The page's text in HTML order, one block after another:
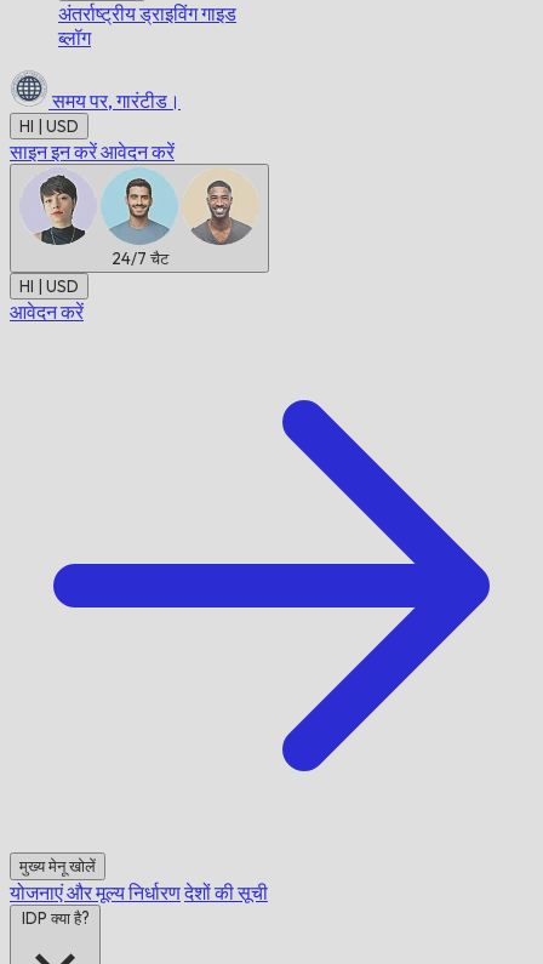
अंतर्राष्ट्रीय ड्राइविंग गाइड
ब्लॉग
समय पर, गारंटीड।
HI | USD
साइन इन करेंआवेदन करें
24/7 चैट
HI | USD
आवेदन करें
मुख्य मेनू खोलें
योजनाएं और मूल्य निर्धारणदेशों की सूची
IDP क्या है?